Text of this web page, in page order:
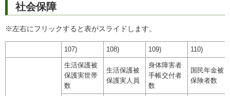
社会保障
※左右にフリックすると表がスライドします。
107) 108) 109) 110)
生活保護被
保護実世帯
数
生活保護被
保護実人員
身体障害者
手帳交付者
数
国民年金被
保険者数